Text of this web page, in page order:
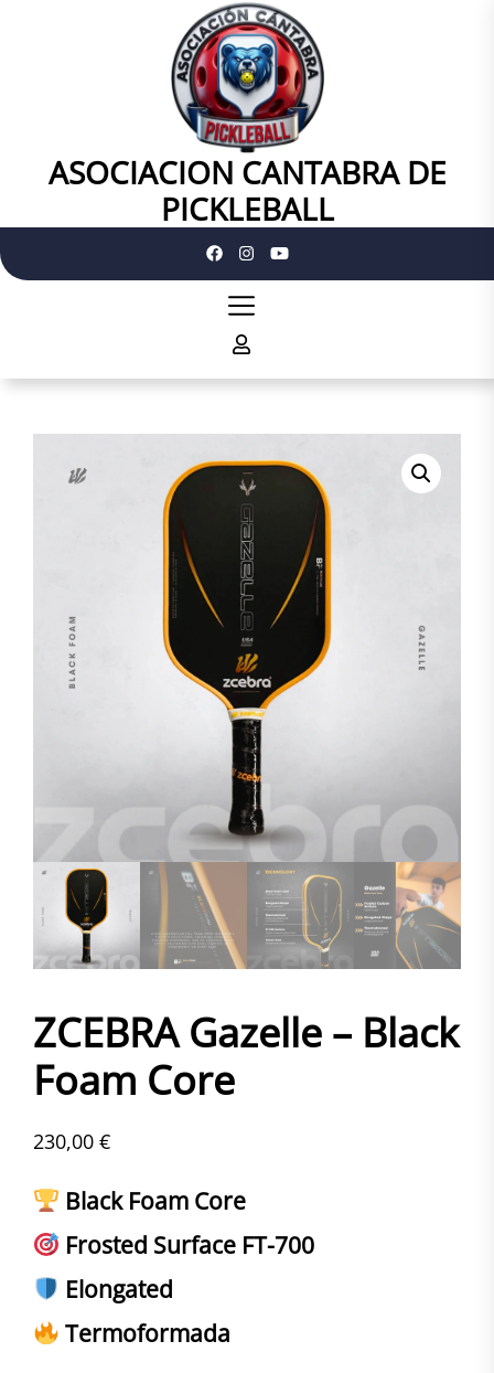
ASOCIACION
CANTABRA
DE
PICKLEBALL
ASOCIACION CANTABRA DE
PICKLEBALL
ZCEBRA Gazelle – Black
Foam Core
230,00 €
Black Foam Core
Frosted Surface FT-700
Elongated
Termoformada